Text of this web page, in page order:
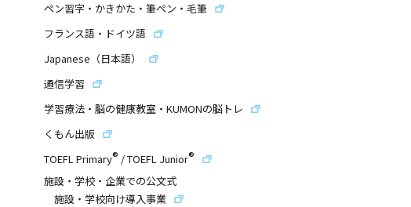
ペン習字・かきかた・筆ペン・毛筆
フランス語・ドイツ語
Japanese（日本語）
通信学習
学習療法・脳の健康教室・KUMONの脳トレ
くもん出版
TOEFL Primary® /TOEFL Junior®
施設・学校・企業での公文式
施設・学校向け導入事業